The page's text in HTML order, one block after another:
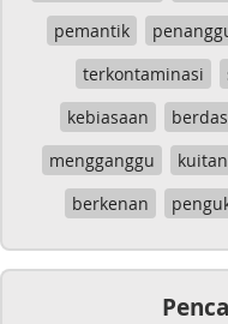
pemantik
terkontaminasi
kebiasaan
mengganggu
berkenan